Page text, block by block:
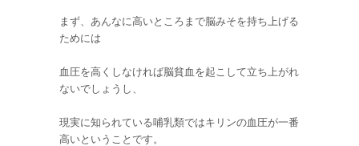
まず、あんなに高いところまで脳みそを持ち上げる
ためには
血圧を高くしなければ脳貧血を起こして立ち上がれ
ないでしょうし、
現実に知られている哺乳類ではキリンの血圧が一番
高いということです。